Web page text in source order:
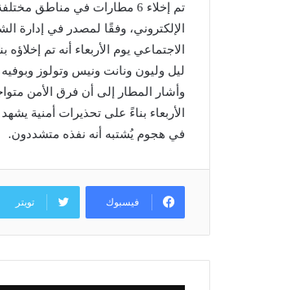
تم إخلاء 6 مطارات في مناطق
الإلكتروني، وفقًا لمصدر في
الاجتماعي يوم الأربعاء أنه تم
ليل وليون ونانت ونيس وتولوز
وأشار المطار إلى أن فرق الأمن
في هجوم يُشتبه أنه نفذه متشددون.
فيسبوك تويتر